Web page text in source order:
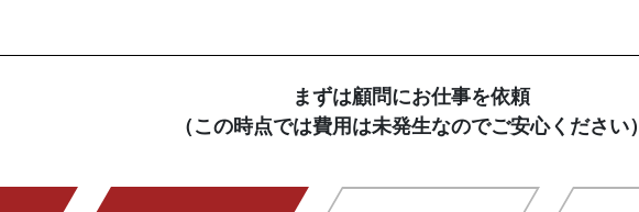
まずは顧問にお仕事を依頼
（この時点では費用は未発生なのでご安心ください）